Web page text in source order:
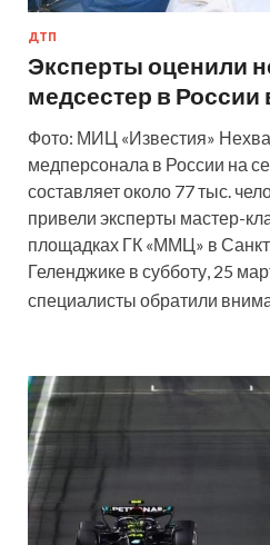
ДТП
Эксперты оценили
медсестер в России
Фото: МИЦ «Известия»
медперсонала в России на
составляет около 77 тыс.
привели эксперты мастер-
площадках ГК «ММЦ» в
Геленджике в субботу, 25
специалисты обратили